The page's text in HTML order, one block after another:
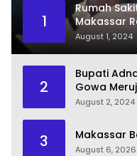
1
Rumah Sakit PKU Muhammadiyah
Makassar
August 1, 2024
2
Bupati
Gowa
August 2, 2024
3 Makassar
August 6, 2026